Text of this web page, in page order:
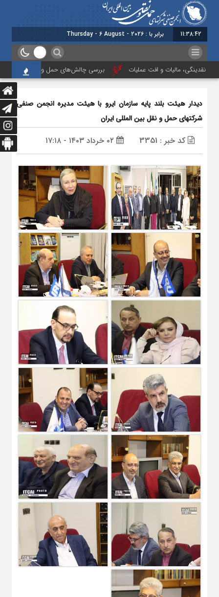
11:38:43 برابر با : Thursday - 6 August - 2026
مالیات و افت عملیات بررسی چالش‌های حمل ونقل کالا حوزه‌های
دیدار هیئت بلند پایه سازمان ایرو با هیئت مدیره انجمن صنفی
شرکتهای حمل و نقل بین المللی ایران
کد خبر : 3351